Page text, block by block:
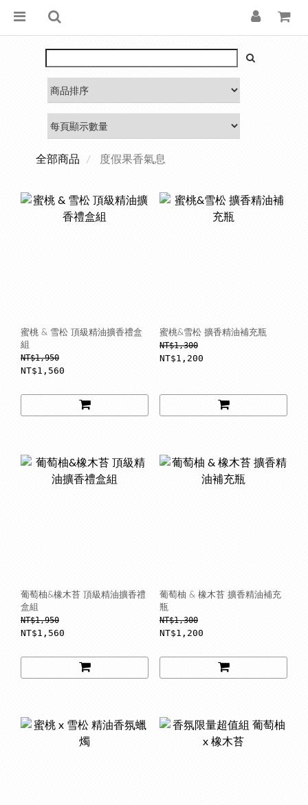
全部商品 度假果香氣息
蜜桃 & 雪松 頂級精油擴香禮盒
組
NT$1,950
NT$1,560
蜜桃&雪松 擴香精油補充瓶
NT$1,300
NT$1,200
葡萄柚&橡木苔 頂級精油擴香禮
盒組
NT$1,950
NT$1,560
葡萄柚 & 橡木苔 擴香精油補充
瓶
NT$1,300
NT$1,200